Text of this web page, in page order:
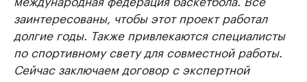
заинтересованы, чтобы этот проект работал
долгие годы. Также привлекаются специалисты
по спортивному свету для совместной работы.
Сейчас заключаем договор с экспертной